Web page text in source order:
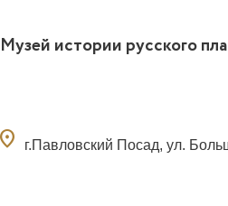
Музей истории русского
г.Павловский Посад, ул.